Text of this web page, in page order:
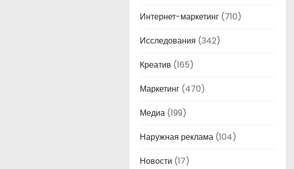
Интернет-маркетинг (710)
Исследования (342)
Креатив (165)
Маркетинг (470)
Медиа (199)
Наружная реклама (104)
Новости (17)